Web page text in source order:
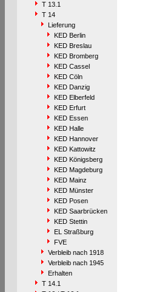
T 13.1
T 14
Lieferung
KED Berlin
KED Breslau
KED Bromberg
KED Cassel
KED Cöln
KED Danzig
KED Elberfeld
KED Erfurt
KED Essen
KED Halle
KED Hannover
KED Kattowitz
KED Königsberg
KED Magdeburg
KED Mainz
KED Münster
KED Posen
KED Saarbrücken
KED Stettin
EL Straßburg
FVE
Verbleib nach 1918
Verbleib nach 1945
Erhalten
T 14.1